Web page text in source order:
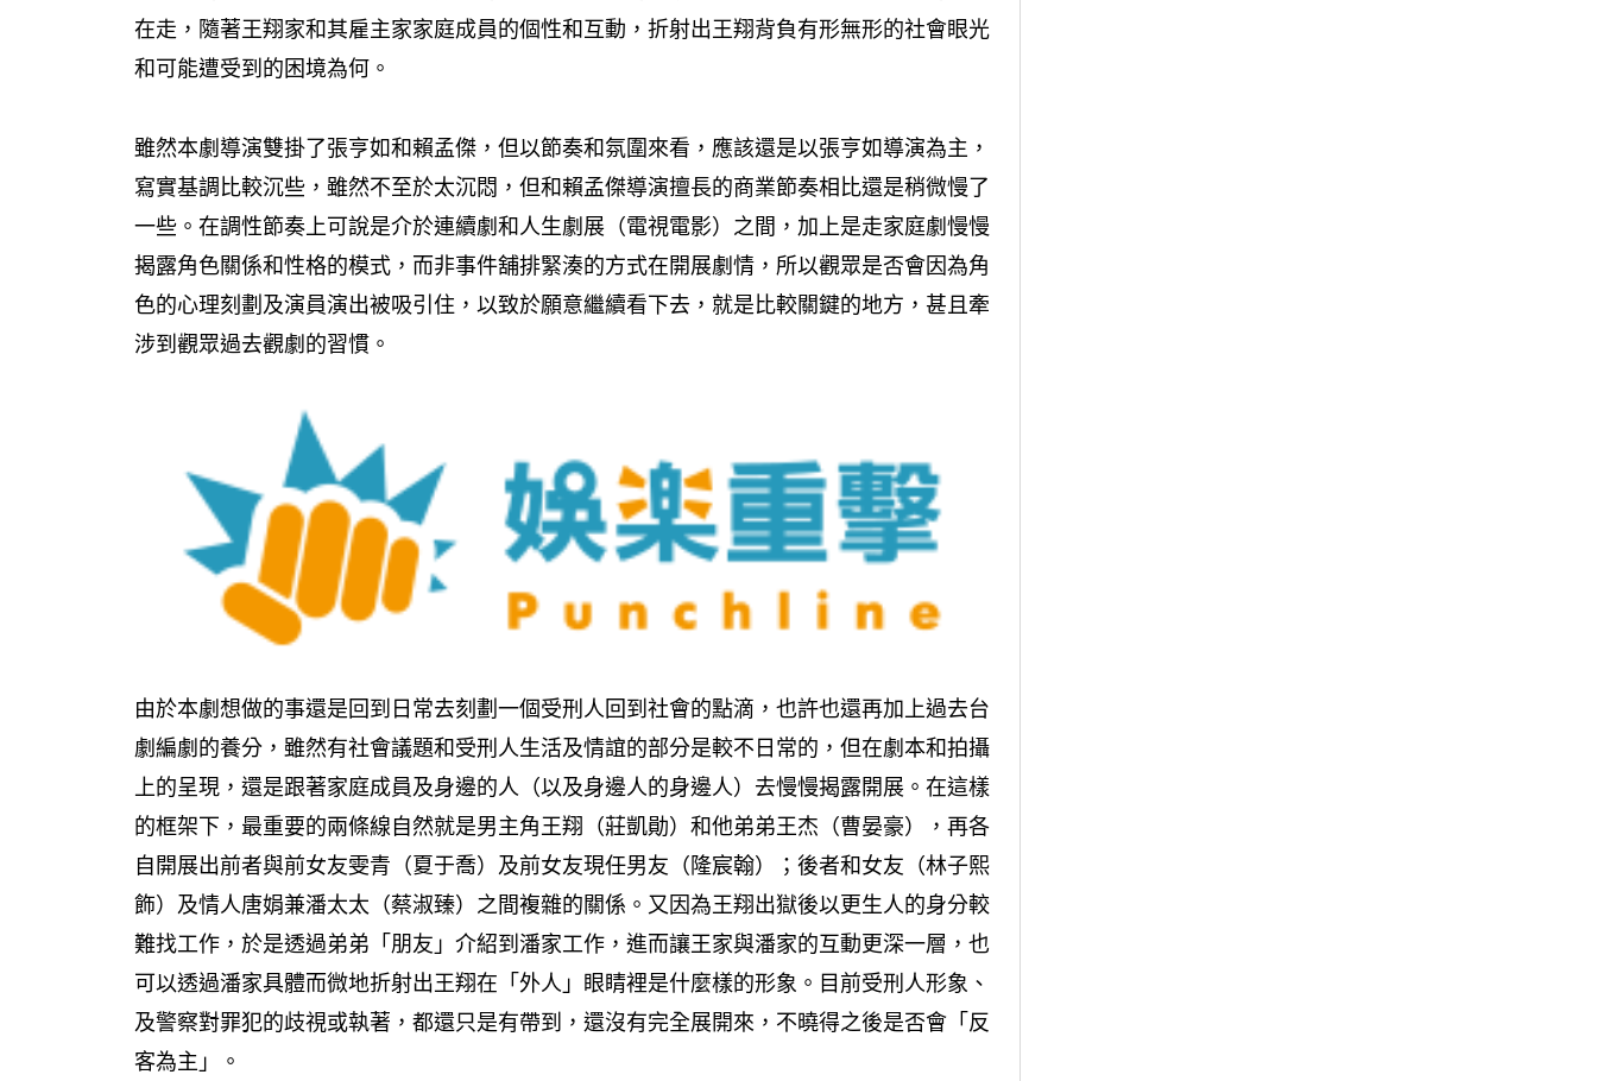
在走，隨著王翔家和其雇主家家庭成員的個性和互動，折射出王翔背負有形無形的社會眼光
和可能遭受到的困境為何。
雖然本劇導演雙掛了張亨如和賴孟傑，但以節奏和氛圍來看，應該還是以張亨如導演為主，
寫實基調比較沉些，雖然不至於太沉悶，但和賴孟傑導演擅長的商業節奏相比還是稍微慢了
一些。在調性節奏上可說是介於連續劇和人生劇展（電視電影）之間，加上是走家庭劇慢慢
揭露角色關係和性格的模式，而非事件舖排緊湊的方式在開展劇情，所以觀眾是否會因為角
色的心理刻劃及演員演出被吸引住，以致於願意繼續看下去，就是比較關鍵的地方，甚且牽
涉到觀眾過去觀劇的習慣。
由於本劇想做的事還是回到日常去刻劃一個受刑人回到社會的點滴，也許也還再加上過去台
劇編劇的養分，雖然有社會議題和受刑人生活及情誼的部分是較不日常的，但在劇本和拍攝
上的呈現，還是跟著家庭成員及身邊的人（以及身邊人的身邊人）去慢慢揭露開展。在這樣
的框架下，最重要的兩條線自然就是男主角王翔（莊凱勛）和他弟弟王杰（曹晏豪），再各
自開展出前者與前女友雯青（夏于喬）及前女友現任男友（隆宸翰）；後者和女友（林子熙
飾）及情人唐娟兼潘太太（蔡淑臻）之間複雜的關係。又因為王翔出獄後以更生人的身分較
難找工作，於是透過弟弟「朋友」介紹到潘家工作，進而讓王家與潘家的互動更深一層，也
可以透過潘家具體而微地折射出王翔在「外人」眼睛裡是什麼樣的形象。目前受刑人形象、
及警察對罪犯的歧視或執著，都還只是有帶到，還沒有完全展開來，不曉得之後是否會「反
客為主」。